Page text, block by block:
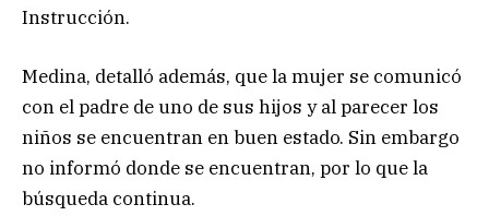
Instrucción.
Medina, detalló además, que la mujer se comunicó
con el padre de uno de sus hijos y al parecer los
niños se encuentran en buen estado. Sin embargo
no informó donde se encuentran, por lo que la
búsqueda continua.